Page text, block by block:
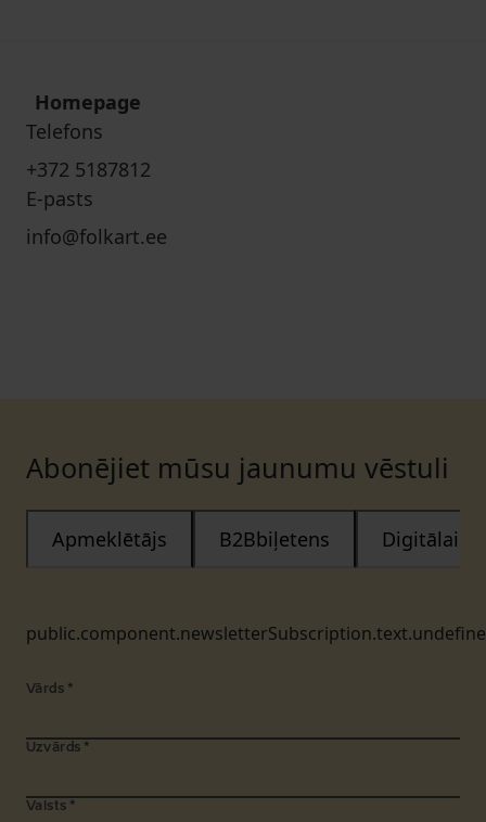
Homepage
Telefons
+372 5187812
E-pasts
info@folkart.ee
Abonējiet mūsu jaunumu vēstuli
Apmeklētājs B2Bbiļetens Digitālais
Vārds *
Uzvārds *
Valsts *